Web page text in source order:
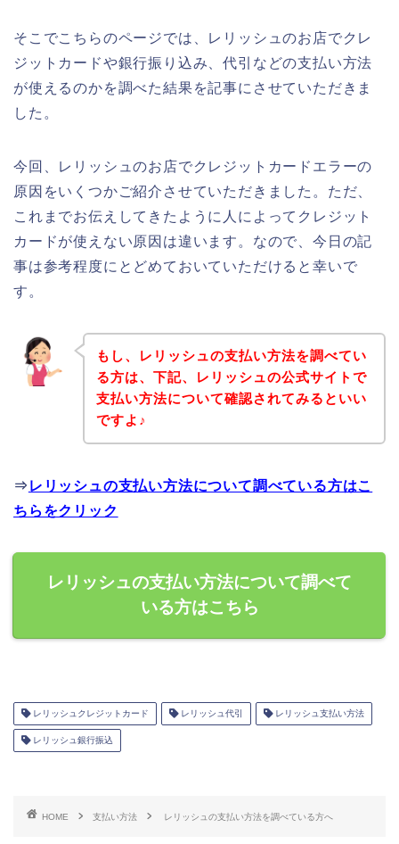
そこでこちらのページでは、レリッシュのお店でクレ
ジットカードや銀行振り込み、代引などの支払い方法
が使えるのかを調べた結果を記事にさせていただきま
した。
今回、レリッシュのお店でクレジットカードエラーの
原因をいくつかご紹介させていただきました。ただ、
これまでお伝えしてきたように人によってクレジット
カードが使えない原因は違います。なので、今日の記
事は参考程度にとどめておいていただけると幸いで
す。
もし、レリッシュの支払い方法を調べてい
る方は、下記、レリッシュの公式サイトで
支払い方法について確認されてみるといい
ですよ♪
⇒ レリッシュの支払い方法について調べている方はこ
ちらをクリック
レリッシュの支払い方法について調べて
いる方はこちら
レリッシュクレジットカード レリッシュ代引 レリッシュ支払い方法
レリッシュ銀行振込
HOME 支払い方法 レリッシュの支払い方法を調べている方へ